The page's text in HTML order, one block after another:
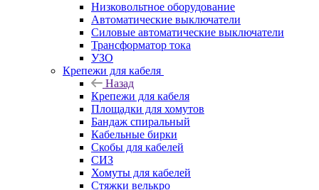
Низковольтное оборудование
Автоматические выключатели
Силовые автоматические выключатели
Трансформатор тока
УЗО
Крепежи для кабеля
Назад
Крепежи для кабеля
Площадки для хомутов
Бандаж спиральный
Кабельные бирки
Cкобы для кабелей
СИЗ
Хомуты для кабелей
Стяжки велькро